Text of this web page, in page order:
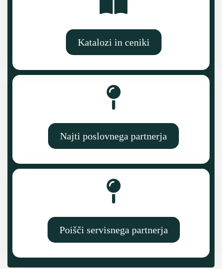
Katalozi in ceniki
Najti poslovnega partnerja
Poišči servisnega partnerja